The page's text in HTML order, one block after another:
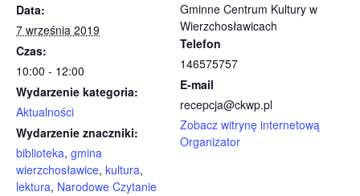
Data:
7 września 2019
Czas:
10:00 - 12:00
Wydarzenie kategoria:
Aktualności
Wydarzenie znaczniki:
biblioteka, gmina
wierzchosławice, kultura,
lektura, Narodowe Czytanie
Gminne Centrum Kultury w
Wierzchosławicach
Telefon
146575757
E-mail
recepcja@ckwp.pl
Zobacz witrynę internetową
Organizator